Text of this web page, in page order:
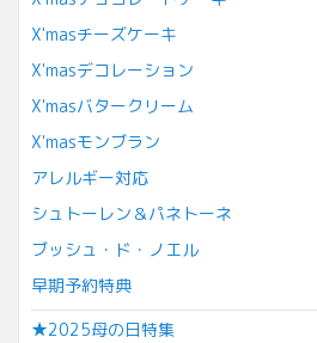
X'masチーズケーキ
X'masデコレーション
X'masバタークリーム
X'masモンブラン
アレルギー対応
シュトーレン＆パネトーネ
ブッシュ・ド・ノエル
早期予約特典
★2025母の日特集